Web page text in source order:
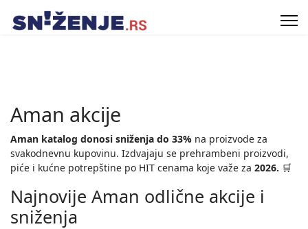
Aman akcije
Aman katalog donosi sniženja do 33% na proizvode za
svakodnevnu kupovinu. Izdvajaju se prehrambeni proizvodi,
piće i kućne potrepštine po HIT cenama koje važe za 2026. 🛒
Najnovije Aman odlične akcije i
sniženja